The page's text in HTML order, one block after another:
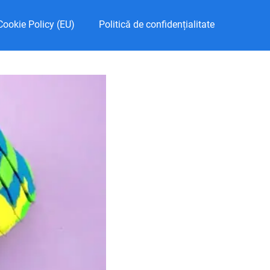
Policy (EU) Politică de confidențialitate